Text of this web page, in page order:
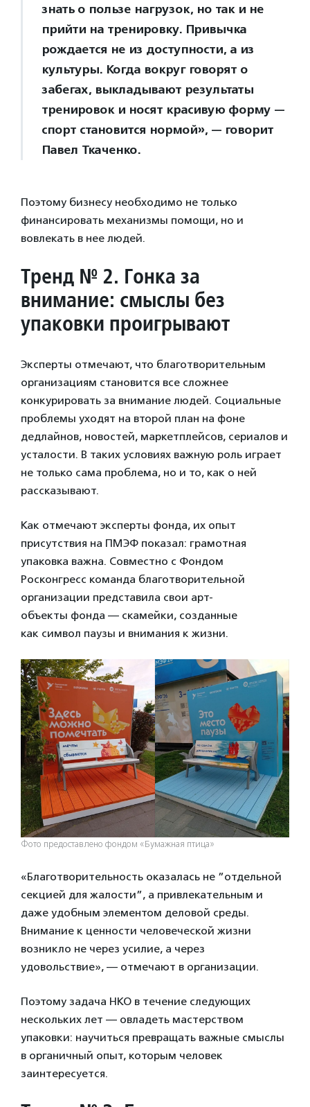
знать о пользе нагрузок, но так и не
прийти на тренировку. Привычка
рождается не из доступности, а из
культуры. Когда вокруг говорят о
забегах, выкладывают результаты
тренировок и носят красивую форму —
спорт становится нормой», — говорит
Павел Ткаченко.
Поэтому бизнесу необходимо не только
финансировать механизмы помощи, но и
вовлекать в нее людей.
Тренд № 2. Гонка за
внимание: смыслы без
упаковки проигрывают
Эксперты отмечают, что благотворительным
организациям становится все сложнее
конкурировать за внимание людей. Социальные
проблемы уходят на второй план на фоне
дедлайнов, новостей, маркетплейсов, сериалов и
усталости. В таких условиях важную роль играет
не только сама проблема, но и то, как о ней
рассказывают.
Как отмечают эксперты фонда, их опыт
присутствия на ПМЭФ показал: грамотная
упаковка важна. Совместно с Фондом
Росконгресс команда благотворительной
организации представила свои арт-
объекты фонда — скамейки, созданные
как символ паузы и внимания к жизни.
Фото предоставлено фондом «Бумажная птица»
«Благотворительность оказалась не ”отдельной
секцией для жалости”, а привлекательным и
даже удобным элементом деловой среды.
Внимание к ценности человеческой жизни
возникло не через усилие, а через
удовольствие», — отмечают в организации.
Поэтому задача НКО в течение следующих
нескольких лет — овладеть мастерством
упаковки: научиться превращать важные смыслы
в органичный опыт, которым человек
заинтересуется.